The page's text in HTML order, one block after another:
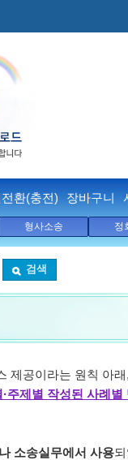
환(충전) 장바구니
형사소송 정
검색
제공이라는 원칙 아래,
주제별 작성된 사례
소송실무에서 사용되